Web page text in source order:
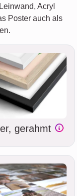
Acryl
Poster auch als
gerahmt